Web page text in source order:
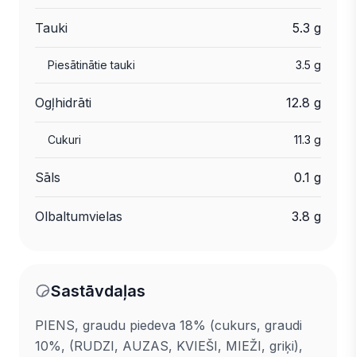
Tauki 5.3 g
Piesātinātie tauki 3.5 g
Ogļhidrāti 12.8 g
Cukuri 11.3 g
Sāls 0.1 g
Olbaltumvielas 3.8 g
Sastāvdaļas
PIENS, graudu piedeva 18% (cukurs, graudi
10%, (RUDZI, AUZAS, KVIEŠI, MIEŽI, griķi),